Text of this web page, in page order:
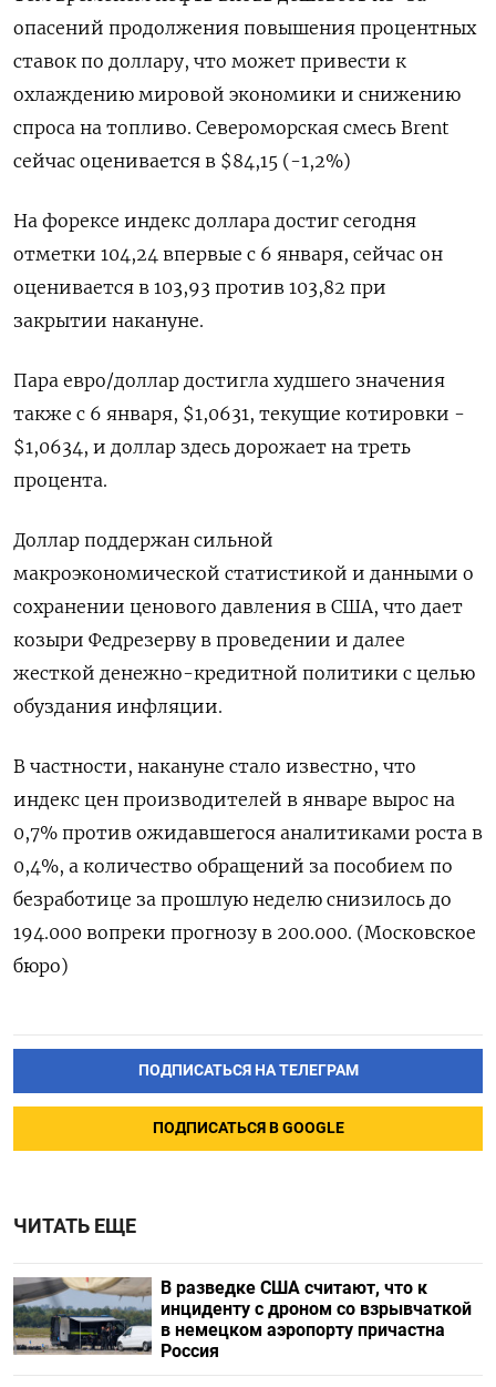
опасений продолжения повышения процентных
ставок по доллару, что может привести к
охлаждению мировой экономики и снижению
спроса на топливо. Североморская смесь Brent
сейчас оценивается в $84,15 (-1,2%)
На форексе индекс доллара достиг сегодня
отметки 104,24 впервые с 6 января, сейчас он
оценивается в 103,93 против 103,82 при
закрытии накануне.
Пара евро/доллар достигла худшего значения
также с 6 января, $1,0631, текущие котировки -
$1,0634, и доллар здесь дорожает на треть
процента.
Доллар поддержан сильной
макроэкономической статистикой и данными о
сохранении ценового давления в США, что дает
козыри Федрезерву в проведении и далее
жесткой денежно-кредитной политики с целью
обуздания инфляции.
В частности, накануне стало известно, что
индекс цен производителей в январе вырос на
0,7% против ожидавшегося аналитиками роста в
0,4%, а количество обращений за пособием по
безработице за прошлую неделю ​​снизилось до
194.000 вопреки прогнозу ​​в 200​.000. (Московское
бюро)
ПОДПИСАТЬСЯ НА ТЕЛЕГРАМ
ПОДПИСАТЬСЯ В GOOGLE
ЧИТАТЬ ЕЩЕ
В разведке США считают, что к
инциденту с дроном со взрывчаткой
в немецком аэропорту причастна
Россия